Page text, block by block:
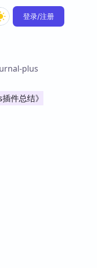
程
登录/注册
plus
件总结》